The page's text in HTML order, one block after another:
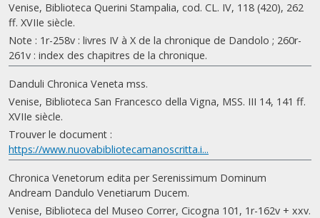
Venise, Biblioteca Querini Stampalia, cod. CL. IV, 118 (420), 262
ff. XVIIe siècle.
Note : 1r-258v : livres IV à X de la chronique de Dandolo ; 260r-
261v : index des chapitres de la chronique.
Danduli Chronica Veneta mss.
Venise, Biblioteca San Francesco della Vigna, MSS. III 14, 141 ff.
XVIIe siècle.
Trouver le document :
https://www.nuovabibliotecamanoscritta.i...
Chronica Venetorum edita per Serenissimum Dominum
Andream Dandulo Venetiarum Ducem.
Venise, Biblioteca del Museo Correr, Cicogna 101, 1r-162v + xxv.